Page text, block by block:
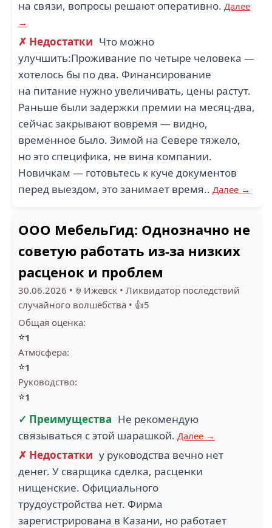
на связи, вопросы решают оперативно. Далее
→
✗ Недостатки Что можно
улучшить:Проживание по четыре человека —
хотелось бы по два. Финансирование
на питание нужно увеличивать, цены растут.
Раньше были задержки премии на месяц-два,
сейчас закрывают вовремя — видно,
временное было. Зимой на Севере тяжело,
но это специфика, не вина компании.
Новичкам — готовьтесь к куче документов
перед выездом, это занимает время.. Далее →
ООО МебельГид: Однозначно не
советую работать из-за низких
расценок и проблем
30.06.2026 • Ижевск • Ликвидатор последствий
случайного волшебства • 👍5
Общая оценка:
⭐1
Атмосфера:
⭐1
Руководство:
⭐1
✓ Преимущества Не рекомендую
связываться с этой шарашкой. Далее →
✗ Недостатки у руководства вечно нет
денег. У сварщика сделка, расценки
нищенские. Официального
трудоустройства нет. Фирма
зарегистрирована в Казани, но работает